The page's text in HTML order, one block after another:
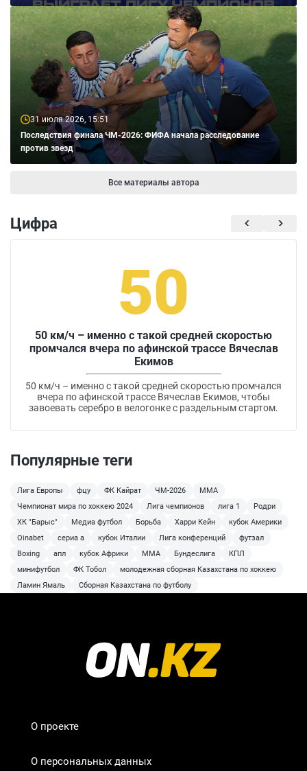
31 июля 2026, 15:51
Последствия финала ЧМ-2026: ФИФА начала расследование
против звезд
Все материалы автора
Цифра
50
50 км/ч – именно с такой средней скоростью
промчался вчера по афинской трассе Вячеслав
Екимов
50 км/ч – именно с такой средней скоростью промчался
вчера по афинской трассе Вячеслав Екимов, чтобы
завоевать серебро в велогонке с раздельным стартом.
Популярные теги
Лига Европы фцу ФК Кайрат ЧМ-2026
MMA
Чемпионат мира по хоккею 2024
Лига чемпионов лига 1
Родри
ХК "Барыс"
Медиа футбол Борьба Харри Кейн
кубок Америки
Oinabet
сериа а кубок Италии Лига конференций
футзал
Boxing
апл кубок Африки ММА Бундеслига
КПЛ
минифутбол
ФК Тобол
молодежная сборная Казахстана по хоккею
Ламин Ямаль
Сборная Казахстана по футболу
О проекте
О персональных данных